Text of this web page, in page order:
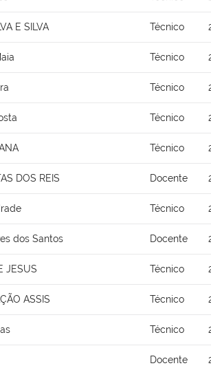
E SILVA Técnico
Técnico
Técnico
Técnico
Técnico
DOS REIS Docente
Técnico
dos Santos Docente
JESUS Técnico
ASSIS Técnico
Técnico
Docente